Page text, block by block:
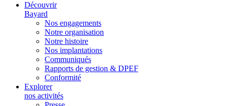
Découvrir
Bayard
Nos engagements
Notre organisation
Notre histoire
Nos implantations
Communiqués
Rapports de gestion & DPEF
Conformité
Explorer
nos activités